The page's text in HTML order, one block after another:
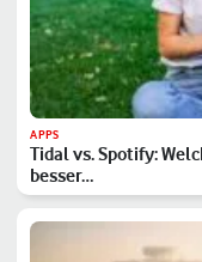
APPS
Tidal vs. Spotify:
besser…